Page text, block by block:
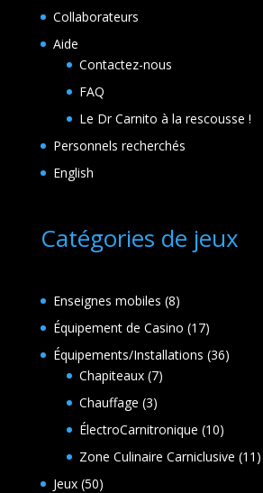
Collaborateurs
Aide
Contactez-nous
FAQ
Le Dr Carnito à la rescousse !
Personnels recherchés
English
Catégories de jeux
Enseignes mobiles 88
produits
Équipement de Casino 1717
produits
Équipements/Installations 3636
Chapiteaux 77
Chauffage 33
produits
ÉlectroCarnitronique 1010
produits
Zone Culinaire Carniclusive 11 11
Jeux 5050